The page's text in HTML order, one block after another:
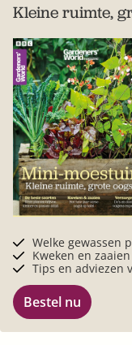
Kleine ruimte,
Welke gewassen
Kweken en
Tips en adviezen
Bestel nu